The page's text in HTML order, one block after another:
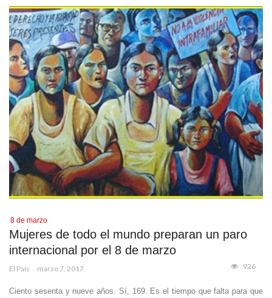
8 de marzo
Mujeres de todo el mundo preparan un paro
internacional por el 8 de marzo
El País marzo 7, 2017 926
Ciento sesenta y nueve años. Sí, 169. Es el tiempo que falta para que